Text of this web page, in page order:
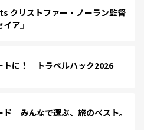
クリストファー・ノーラン監督
ア』
トに！ トラベルハック2026
ド みんなで選ぶ、旅のベスト。